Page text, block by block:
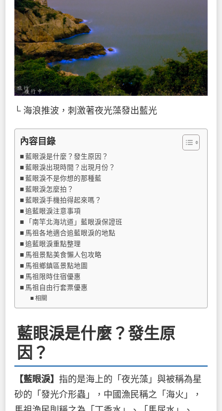
└ 海浪推波，刺激著夜光藻發出藍光
內容目錄
藍眼淚是什麼？發生原因？
藍眼淚出現時間？出現月份？
藍眼淚不是你想的那種藍
藍眼淚怎麼拍？
藍眼淚手機拍得起來嗎？
追藍眼淚注意事項
「南竿北海坑道」藍眼淚保證班
馬祖各地適合追藍眼淚的地點
追藍眼淚重點整理
馬祖景點美食懶人包攻略
馬祖鄉鎮區景點地圖
馬祖限時住宿優惠
馬祖自由行套票優惠
相關
藍眼淚是什麼？ 發生原
因？
【藍眼淚】 指的是海上的「夜光藻」與被稱為星
砂的「發光介形蟲」，中國漁民稱之「海火」，